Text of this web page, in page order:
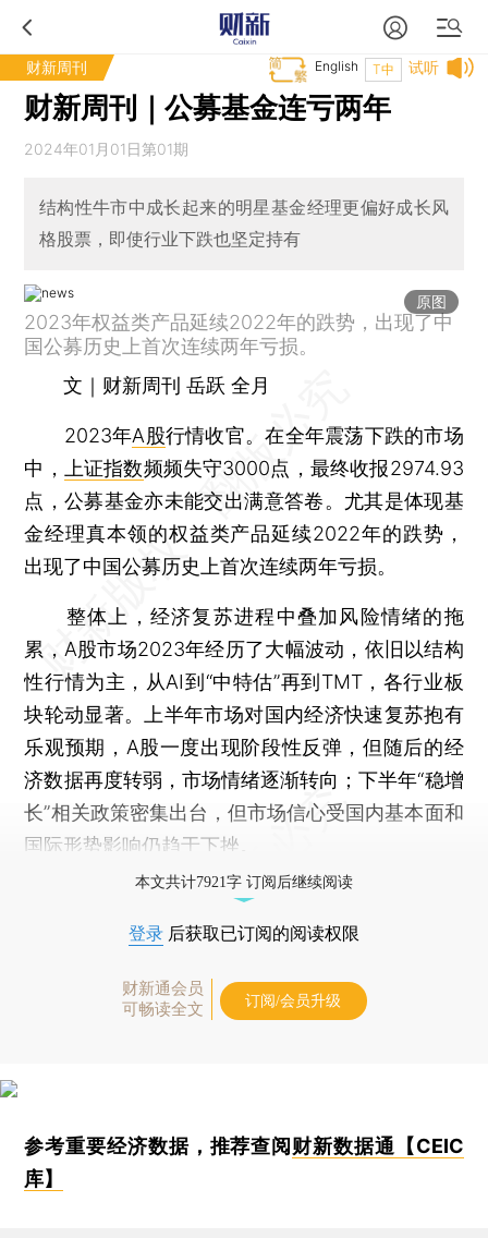
财新周刊 试听
T中
English
财新周刊｜公募基金连亏两年
2024年01月01日第01期
结构性牛市中成长起来的明星基金经理更偏好成长风
格股票，即使行业下跌也坚定持有
原图
2023年权益类产品延续2022年的跌势，出现了中
国公募历史上首次连续两年亏损。
文｜财新周刊 岳跃 全月
2023年A股行情收官。在全年震荡下跌的市场
中，
上证指数频频失守3000点，最终收报2974.93
点，公募基金亦未能交出满意答卷。尤其是体现基
金经理真本领的权益类产品延续2022年的跌势，
出现了中国公募历史上首次连续两年亏损。
整体上，经济复苏进程中叠加风险情绪的拖
累，A股市场2023年经历了大幅波动，依旧以结构
性行情为主，从AI到“中特估”再到TMT，各行业板
块轮动显著。上半年市场对国内经济快速复苏抱有
乐观预期，A股一度出现阶段性反弹，但随后的经
济数据再度转弱，市场情绪逐渐转向；下半年“稳增
长”相关政策密集出台，但市场信心受国内基本面和
国际形势影响仍趋于下挫。
本文共计7921字 订阅后继续阅读
登录 后获取已订阅的阅读权限
财新通会员
可畅读全文
订阅/会员升级
参考重要经济数据，推荐查阅 财新数据通【CEIC
库】